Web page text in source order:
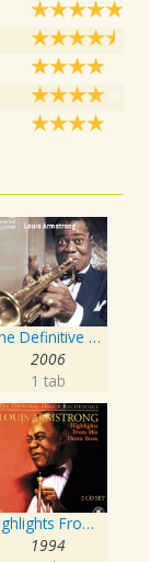
The Definitive Collection
2006
1 tab
Highlights From His Decca Years
1994